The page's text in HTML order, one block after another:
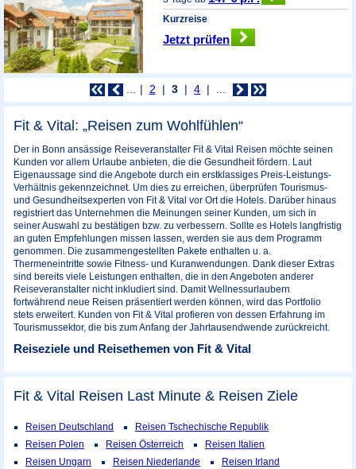
Kurzreise
Jetzt prüfen
2 3 4
Fit & Vital: „Reisen zum Wohlfühlen“
Der in Bonn ansässige Reiseveranstalter Fit & Vital Reisen möchte seinen
Kunden vor allem Urlaube anbieten, die die Gesundheit fördern. Laut
Eigenaussage sind die Angebote durch ein erstklassiges Preis-Leistungs-
Verhältnis gekennzeichnet. Um dies zu erreichen, überprüfen Tourismus-
und Gesundheitsexperten von Fit & Vital vor Ort die Hotels. Darüber hinaus
registriert das Unternehmen die Meinungen seiner Kunden, um sich in
seiner Auswahl zu bestätigen bzw. zu verbessern. Sollte es Hotels langfristig
an guten Empfehlungen missen lassen, werden sie aus dem Programm
genommen. Die zusammengestellten Pakete enthalten u. a.
Thermeneintritte sowie Fitness- und Kuranwendungen. Dank dieser Extras
sind bereits viele Leistungen enthalten, die in den Angeboten anderer
Reiseveranstalter nicht inkludiert sind. Damit Wellnessurlaubern
fortwährend neue Reisen präsentiert werden können, wird das Portfolio
stets erweitert. Kunden von Fit & Vital profieren von dessen Erfahrung im
Tourismussektor, die bis zum Anfang der Jahrtausendwende zurückreicht.
Reiseziele und Reisethemen von Fit & Vital
Fit & Vital Reisen Last Minute & Reisen Ziele
Reisen Deutschland
Reisen Tschechische Republik
Reisen Polen
Reisen Österreich
Reisen Italien
Reisen Ungarn
Reisen Niederlande
Reisen Irland